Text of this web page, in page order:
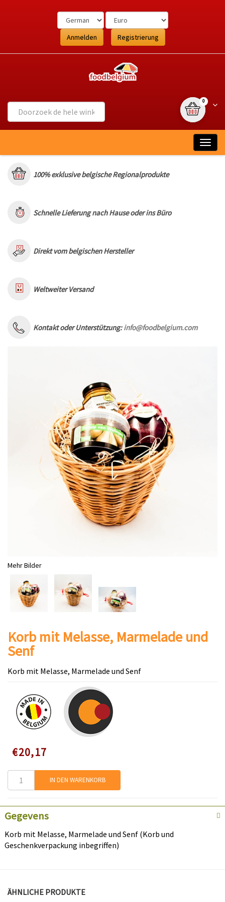
Anmelden Registrierung
0{0} Artikel
100% exklusive belgische Regionalprodukte
Schnelle Lieferung nach Hause oder ins Büro
Direkt vom belgischen Hersteller
Weltweiter Versand
Kontakt oder Unterstützung:info@foodbelgium.com
Mehr Bilder
Korb mit Melasse, Marmelade und
Senf
Korb mit Melasse, Marmelade und Senf
Speciale
prijs
€20,17
IN DEN WARENKORB
Gegevens
Korb mit Melasse, Marmelade und Senf (Korb und
Geschenkverpackung inbegriffen)
ÄHNLICHE PRODUKTE